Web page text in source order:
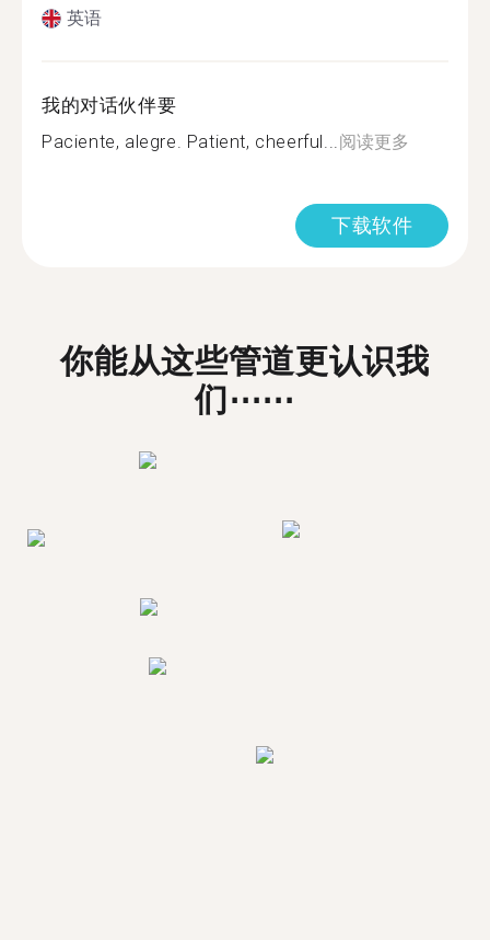
英语
我的对话伙伴要
Paciente, alegre. Patient, cheerful...阅读更多
下载软件
你能从这些管道更认识我
们⋯⋯